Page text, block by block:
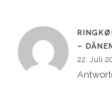
–
22. Juli